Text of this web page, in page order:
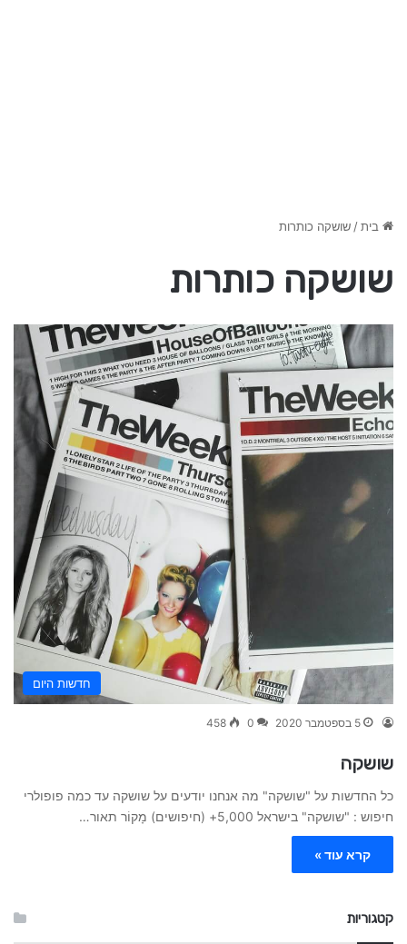
בית/שושקה כותרות
שושקה כותרות
חדשות היום
5 בספטמבר 2020 0
458
שושקה
כל החדשות על "שושקה" מה אנחנו יודעים על שושקה עד כמה פופולרי
חיפוש : "שושקה" בישראל 5,000+ (חיפושים) מָקוֹר תאור…
קרא עוד »
קטגוריות